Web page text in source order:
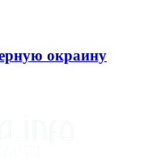
окраину